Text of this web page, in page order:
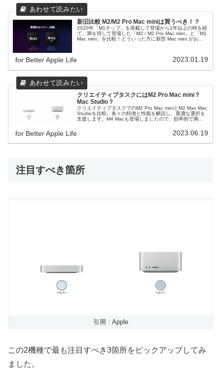
新旧比較 M2/M2 Pro Mac miniは買うべき！？
2020年「M1チップ」を搭載して登場から2年以上の時を経
て、満を持して登場した「M2 / M2 Pro Mac mini」と「M1
Mac mini」を比較！どういった方に新型 Mac mini がおす
for Better Apple Life 2023.01.19
クリエイティブタスクにはM2 Pro Mac mini？
Mac Studio？
クリエイティブタスクでのM2 Pro Mac miniとM2 Max Mac
Studioを比較。各々の特徴と性能を解説し、最適な選択を
支援します。M4 Macも登場しましたので、効率的で満足
for Better Apple Life 2023.06.19
注目すべき箇所
引用 : Apple
この2機種で最も注目すべき3箇所をピックアップしてみ
ました。